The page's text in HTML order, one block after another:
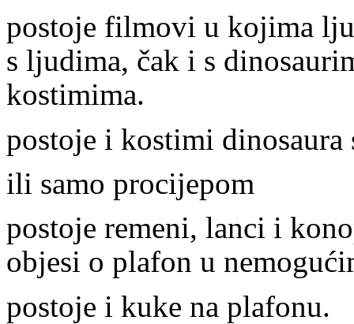
postoje filmovi u kojima
s ljudima, čak i s
kostimima.
postoje i kostimi dinosaura
ili samo procijepom
postoje remeni, lanci i
objesi o plafon u
postoje i kuke na plafonu.